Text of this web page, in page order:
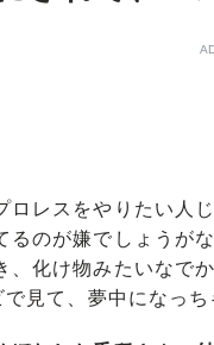
レスをやりたい人
るのが嫌でしょうが
、化け物みたいなで
見て、夢中になっち